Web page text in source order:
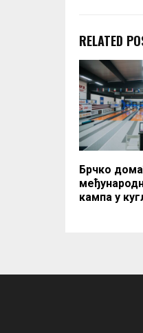
RELATED
Брчко
кампа у